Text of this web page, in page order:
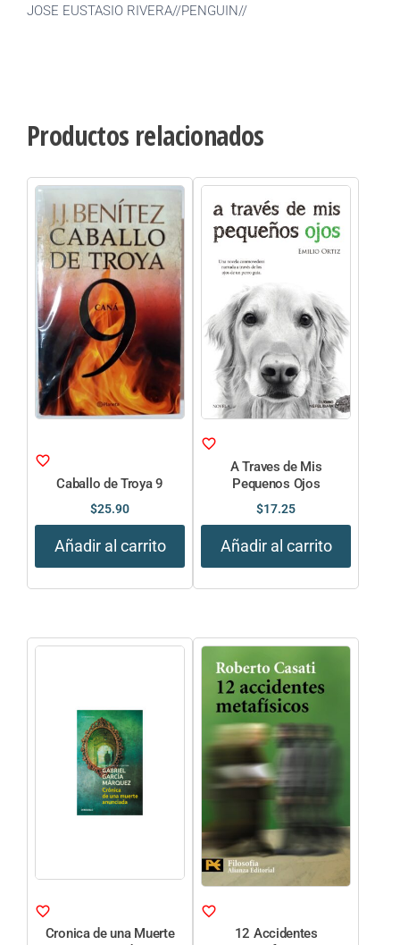
JOSE EUSTASIO RIVERA//PENGUIN//
Productos relacionados
Caballo de Troya 9
$25.90
Añadir al carrito
A Traves de Mis
Pequenos Ojos
$17.25
Añadir al carrito
Cronica de una Muerte
12 Accidentes